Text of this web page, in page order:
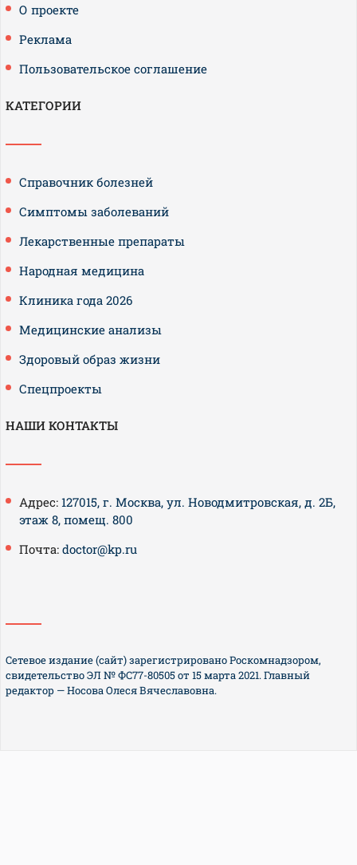
О проекте
Реклама
Пользовательское соглашение
КАТЕГОРИИ
Справочник болезней
Симптомы заболеваний
Лекарственные препараты
Народная медицина
Клиника года 2026
Медицинские анализы
Здоровый образ жизни
Спецпроекты
НАШИ КОНТАКТЫ
Адрес: 127015, г. Москва, ул. Новодмитровская, д. 2Б,
этаж 8, помещ. 800
Почта: doctor@kp.ru
Сетевое издание (сайт) зарегистрировано Роскомнадзором,
свидетельство ЭЛ № ФС77-80505 от 15 марта 2021. Главный
редактор — Носова Олеся Вячеславовна.